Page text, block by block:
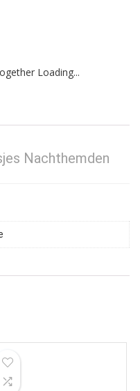
Loading...
Nachthemden